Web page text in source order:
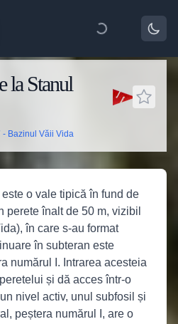
la Stanul
- Bazinul Văii Vida
o vale tipică în fund de
perete înalt de 50 m, vizibil
în care s-au format
în subteran este
numărul I. Intrarea acesteia
și dă acces într-o
nivel activ, unul subfosil și
peștera numărul I, are o